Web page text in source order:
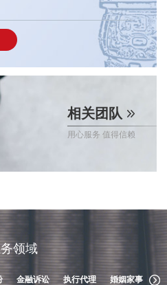
相关团队
用心服务 值得信赖
领域
金融诉讼 执行代理 婚姻家事 医